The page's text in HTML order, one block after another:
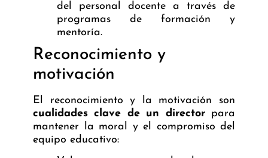
del personal docente a través de
programas de formación y
mentoría.
Reconocimiento y
motivación
El reconocimiento y la motivación son
cualidades clave de un directorpara
mantener la moral y el compromiso del
equipo educativo: